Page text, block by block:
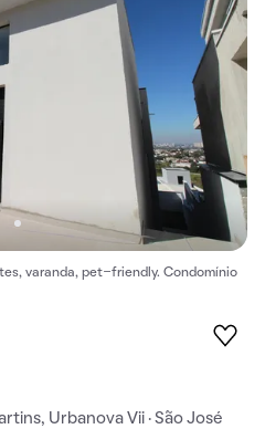
varanda, pet-friendly. Condomínio
Urbanova Vii · São José